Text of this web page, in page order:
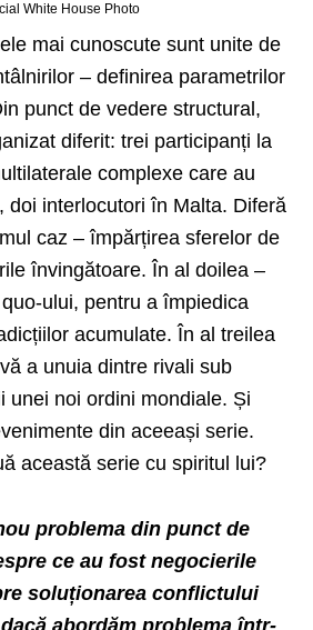
White House Photo
mai cunoscute sunt unite de
– definirea parametrilor
punct de vedere structural,
diferit: trei participanți la
complexe care au
doi interlocutori în Malta. Diferă
caz – împărțirea sferelor de
învingătoare. În al doilea –
ului, pentru a împiedica
acumulate. În al treilea
a unuia dintre rivali sub
unei noi ordini mondiale. Și
din aceeași serie.
această serie cu spiritul lui?
problema din punct de
ce au fost negocierile
soluționarea conflictului
abordăm problema într-